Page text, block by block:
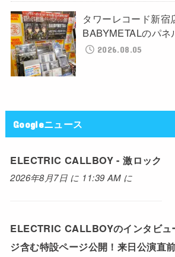
タワーレコード新宿
BABYMETALのパネ
2026.08.05
Googleニュース
ELECTRIC CALLBOY - 激ロック
2026年8月7日 に 11:39 AM に
ELECTRIC CALLBOYのインタビュ
ジ含む特設ページ公開！来日公演直